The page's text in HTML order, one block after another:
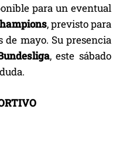
para un eventual
, previsto para
mayo. Su presencia
, este sábado